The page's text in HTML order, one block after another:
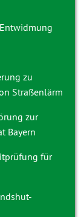
zu
Straßenlärm
zur
Bayern
für